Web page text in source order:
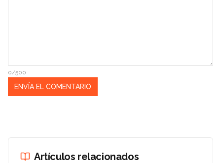
0/500
Artículos relacionados